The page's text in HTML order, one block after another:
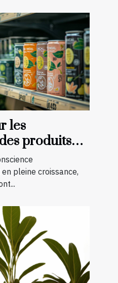
les
produits
pleine croissance,